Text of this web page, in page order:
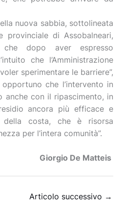
nuova sabbia, sottolineata
provinciale di Assobalneari,
dopo aver espresso
che l’Amministrazione
sperimentare le barriere”,
che l’intervento in
con il ripascimento, in
ancora più efficace e
della costa, che è risorsa
per l’intera comunità”.
Giorgio De Matteis
Articolo successivo →